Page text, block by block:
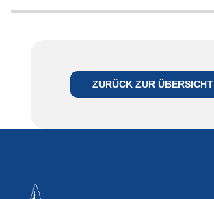
ZURÜCK ZUR ÜBERSICHT